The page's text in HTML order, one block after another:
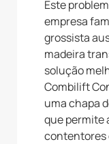
Este
empresa
grossista
madeira
solução
Combilift
uma chapa
que permite
contentores